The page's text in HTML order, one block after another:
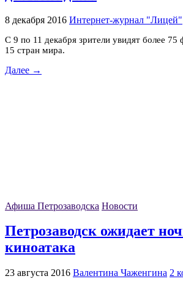
8 декабря 2016 Интернет-журнал "Лицей"
С 9 по 11 декабря зрители увидят более 75
15 стран мира.
Далее →
Афиша Петрозаводска Новости
Петрозаводск ожидает
киноатака
23 августа 2016 Валентина Чаженгина 2